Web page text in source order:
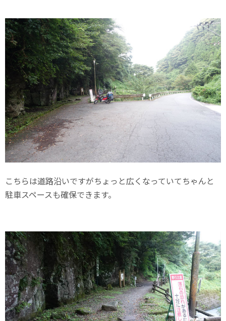
こちらは道路沿いですがちょっと広くなっていてちゃんと
駐車スペースも確保できます。